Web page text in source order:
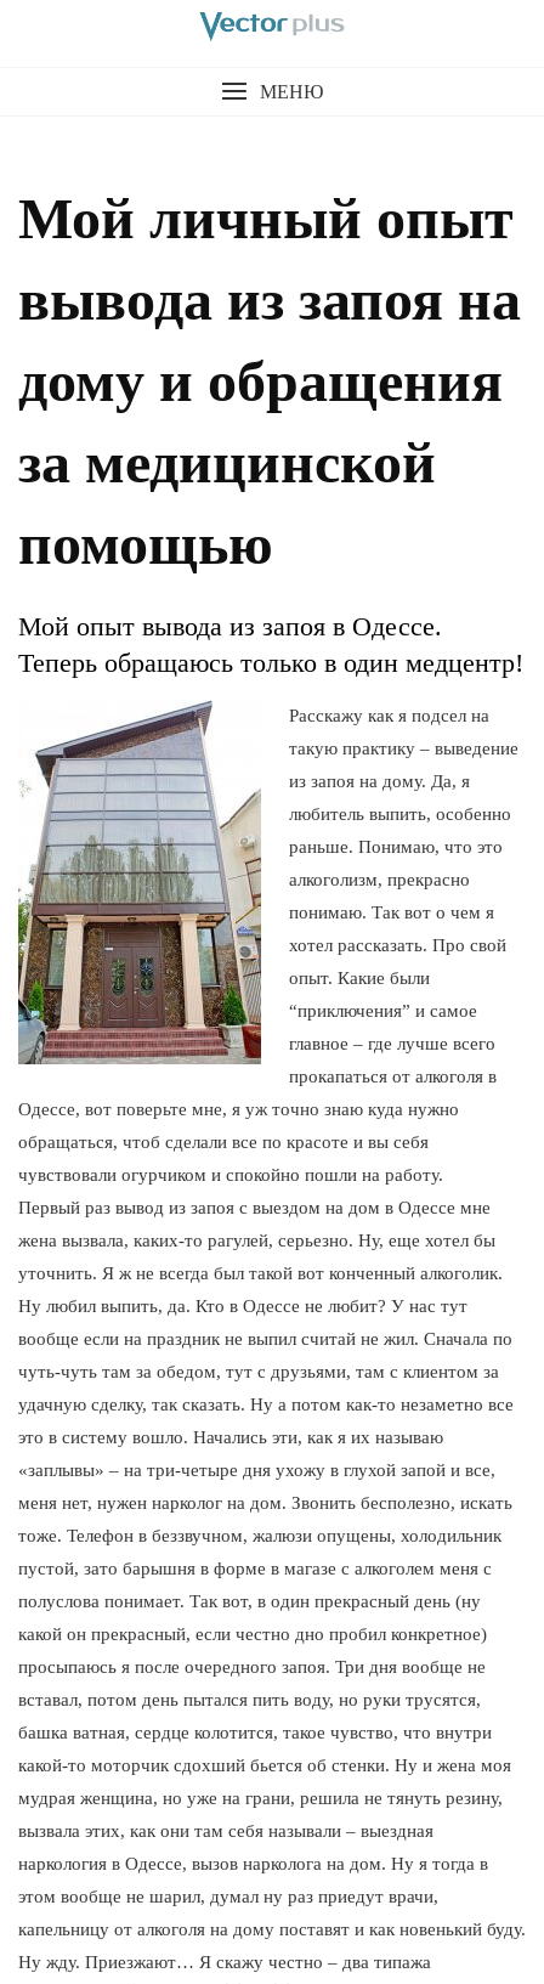
МЕНЮ
Мой личный опыт
вывода из запоя на
дому и обращения
за медицинской
помощью
Мой опыт вывода из запоя в Одессе.
Теперь обращаюсь только в один медцентр!
Расскажу как я подсел на
такую практику – выведение
из запоя на дому. Да, я
любитель выпить, особенно
раньше. Понимаю, что это
алкоголизм, прекрасно
понимаю. Так вот о чем я
хотел рассказать. Про свой
опыт. Какие были
“приключения” и самое
главное – где лучше всего
прокапаться от алкоголя в
Одессе, вот поверьте мне, я уж точно знаю куда нужно
обращаться, чтоб сделали все по красоте и вы себя
чувствовали огурчиком и спокойно пошли на работу.
Первый раз вывод из запоя с выездом на дом в Одессе мне
жена вызвала, каких-то рагулей, серьезно. Ну, еще хотел бы
уточнить. Я ж не всегда был такой вот конченный алкоголик.
Ну любил выпить, да. Кто в Одессе не любит? У нас тут
вообще если на праздник не выпил считай не жил. Сначала по
чуть-чуть там за обедом, тут с друзьями, там с клиентом за
удачную сделку, так сказать. Ну а потом как-то незаметно все
это в систему вошло. Начались эти, как я их называю
«заплывы» – на три-четыре дня ухожу в глухой запой и все,
меня нет, нужен нарколог на дом. Звонить бесполезно, искать
тоже. Телефон в беззвучном, жалюзи опущены, холодильник
пустой, зато барышня в форме в магазе с алкоголем меня с
полуслова понимает. Так вот, в один прекрасный день (ну
какой он прекрасный, если честно дно пробил конкретное)
просыпаюсь я после очередного запоя. Три дня вообще не
вставал, потом день пытался пить воду, но руки трусятся,
башка ватная, сердце колотится, такое чувство, что внутри
какой-то моторчик сдохший бьется об стенки. Ну и жена моя
мудрая женщина, но уже на грани, решила не тянуть резину,
вызвала этих, как они там себя называли – выездная
наркология в Одессе, вызов нарколога на дом. Ну я тогда в
этом вообще не шарил, думал ну раз приедут врачи,
капельницу от алкоголя на дому поставят и как новенький буду.
Ну жду. Приезжают… Я скажу честно – два типажа